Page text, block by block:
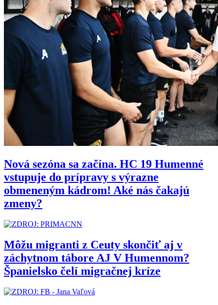
Nová sezóna sa začína. HC 19 Humenné
vstupuje do prípravy s výrazne
obmeneným kádrom! Aké nás čakajú
zmeny?
Môžu migranti z Ceuty skončiť aj v
záchytnom tábore AJ V Humennom?
Španielsko čelí migračnej kríze